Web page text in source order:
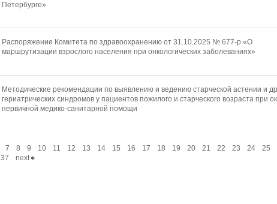
Петербурге»
Распоряжение Комитета по здравоохранению от 31.10.2025 № 677-р «О
маршрутизации взрослого населения при онкологических заболеваниях»
Методические рекомендации по выявлению и ведению старческой астении и
гериатрических синдромов у пациентов пожилого и старческого возраста при
первичной медико-санитарной помощи
7 8 9 10 11 12 13 14 15 16 17 18 19 20 21 22 23 24 25
37 next